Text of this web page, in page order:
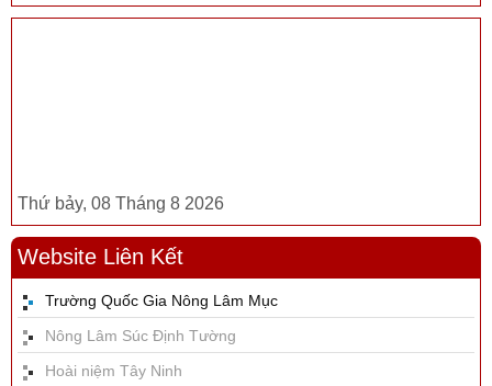
Thứ bảy, 08 Tháng 8 2026
Website Liên Kết
Trường Quốc Gia Nông Lâm Mục
Nông Lâm Súc Định Tường
Hoài niệm Tây Ninh